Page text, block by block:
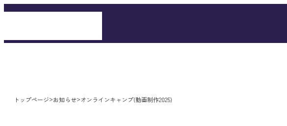
トップページ>お知らせ>オンラインキャンプ(動画制作2025)